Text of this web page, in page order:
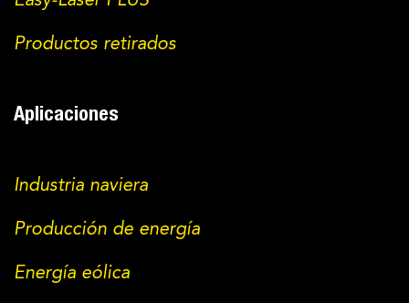
Productos retirados
Aplicaciones
Industria naviera
Producción de energía
Energía eólica